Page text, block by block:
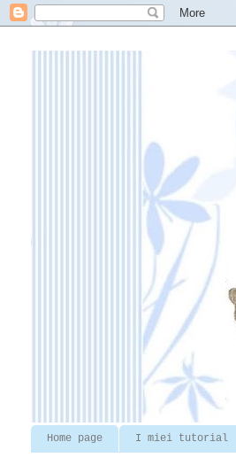
Home page I miei tutorial